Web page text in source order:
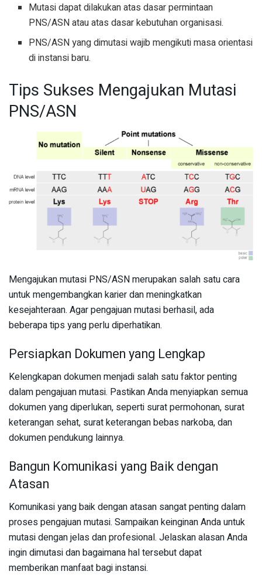
Mutasi dapat dilakukan atas dasar permintaan
PNS/ASN atau atas dasar kebutuhan organisasi.
PNS/ASN yang dimutasi wajib mengikuti masa orientasi
di instansi baru.
Tips Sukses Mengajukan Mutasi
PNS/ASN
Mengajukan mutasi PNS/ASN merupakan salah satu cara
untuk mengembangkan karier dan meningkatkan
kesejahteraan. Agar pengajuan mutasi berhasil, ada
beberapa tips yang perlu diperhatikan.
Persiapkan Dokumen yang Lengkap
Kelengkapan dokumen menjadi salah satu faktor penting
dalam pengajuan mutasi. Pastikan Anda menyiapkan semua
dokumen yang diperlukan, seperti surat permohonan, surat
keterangan sehat, surat keterangan bebas narkoba, dan
dokumen pendukung lainnya.
Bangun Komunikasi yang Baik dengan
Atasan
Komunikasi yang baik dengan atasan sangat penting dalam
proses pengajuan mutasi. Sampaikan keinginan Anda untuk
mutasi dengan jelas dan profesional. Jelaskan alasan Anda
ingin dimutasi dan bagaimana hal tersebut dapat
memberikan manfaat bagi instansi.